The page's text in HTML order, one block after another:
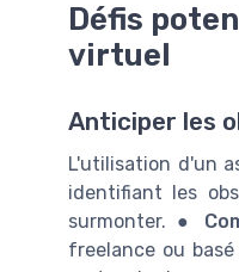
Défis
virtuel
Anticiper les
L'utilisation d'un
identifiant les
surmonter. ●
freelance ou